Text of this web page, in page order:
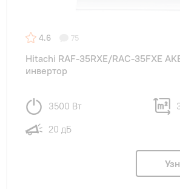
4.6 75
Hitachi RAF-35RXE/RAC-35FXE
инвертор
3500 Вт
20 дБ